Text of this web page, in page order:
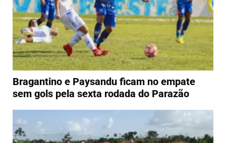
Bragantino e Paysandu ficam no empate
sem gols pela sexta rodada do Parazão